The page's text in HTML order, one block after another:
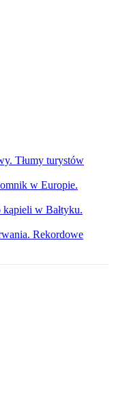
Tłumy turystów
w Europie.
kąpieli w Bałtyku.
Rekordowe